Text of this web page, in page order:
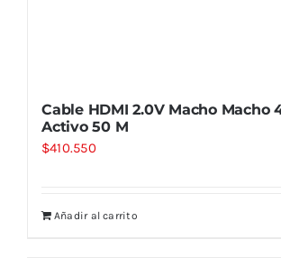
Cable HDMI 2.0V Macho Macho
Activo 50 M
$410.550
Añadir al carrito